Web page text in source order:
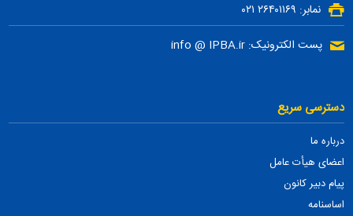
نمابر: ۲۶۴۰۱۱۶۹ ۰۲۱
پست الکترونیک: info @ IPBA.ir
دسترسی سریع
درباره ما
اعضای هیأت عامل
پیام دبیر کانون
اساسنامه